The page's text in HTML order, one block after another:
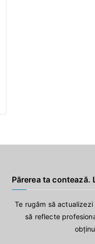
Părerea ta contează.
Te rugăm să
să reflecte